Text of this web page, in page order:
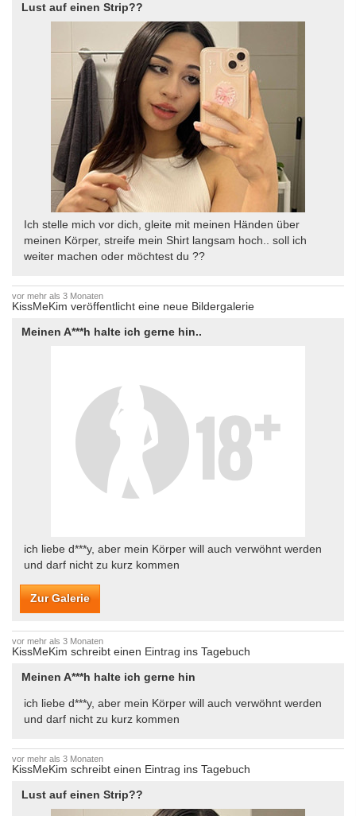
Lust auf einen Strip??
Ich stelle mich vor dich, gleite mit meinen Händen über
meinen Körper, streife mein Shirt langsam hoch.. soll ich
weiter machen oder möchtest du ??
vor mehr als 3 Monaten
KissMeKim veröffentlicht eine neue Bildergalerie
Meinen A***h halte ich gerne hin..
ich liebe d***y, aber mein Körper will auch verwöhnt werden
und darf nicht zu kurz kommen
Zur Galerie
vor mehr als 3 Monaten
KissMeKim schreibt einen Eintrag ins Tagebuch
Meinen A***h halte ich gerne hin
ich liebe d***y, aber mein Körper will auch verwöhnt werden
und darf nicht zu kurz kommen
vor mehr als 3 Monaten
KissMeKim schreibt einen Eintrag ins Tagebuch
Lust auf einen Strip??